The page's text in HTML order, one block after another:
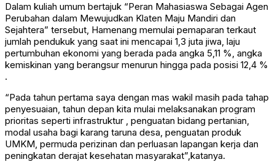
Dalam kuliah umum bertajuk “Peran Mahasiaswa Sebagai Agen
Perubahan dalam Mewujudkan Klaten Maju Mandiri dan
Sejahtera” tersebut, Hamenang memulai pemaparan terkaut
jumlah pendukuk yang saat ini mencapai 1,3 juta jiwa, laju
pertumbuhan ekonomi yang berada pada angka 5,11 %, angka
kemiskinan yang berangsur menurun hingga pada posisi 12,4 %
.
“Pada tahun pertama saya dengan mas wakil masih pada tahap
penyesuaian, tahun depan kita mulai melaksanakan program
prioritas seperti infrastruktur , penguatan bidang pertanian,
modal usaha bagi karang taruna desa, penguatan produk
UMKM, permuda perizinan dan perluasan lapangan kerja dan
peningkatan derajat kesehatan masyarakat”,katanya.